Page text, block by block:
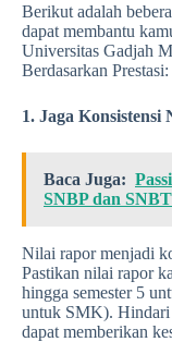
Berikut adalah
dapat membantu
Universitas Gadjah
Berdasarkan Prestasi:
1. Jaga Konsistensi
Baca Juga:
SNBP dan
Nilai rapor menjadi
Pastikan nilai rapor
hingga semester 5
untuk SMK). Hindari
dapat memberikan